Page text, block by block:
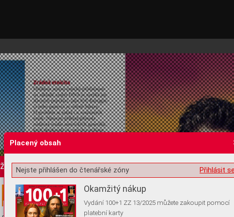
Žádost o souhlas s ukládáním volitelných informací
Placený obsah
Přihlásit
Nejste přihlášen do čtenářské zóny
Okamžitý nákup
Vydání 100+1 ZZ 13/2025 můžete zakoupit pomocí
platební karty